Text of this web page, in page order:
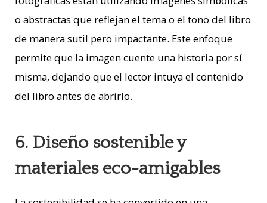
o abstractas que reflejan el tema o el tono del libro
de manera sutil pero impactante. Este enfoque
permite que la imagen cuente una historia por sí
misma, dejando que el lector intuya el contenido
del libro antes de abrirlo.
6. Diseño sostenible y
materiales eco-amigables